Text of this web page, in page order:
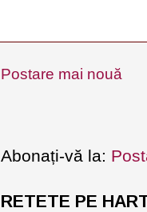
Postare mai nouă
Abonați-vă la:
RETETE PE